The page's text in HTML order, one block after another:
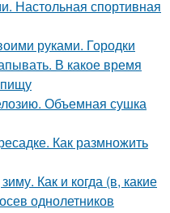
Настольная спортивная
руками. Городки
В какое время
Объемная сушка
Как размножить
Как и когда (в, какие
однолетников